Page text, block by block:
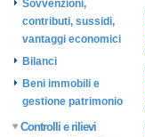
Sovvenzioni,
contributi, sussidi,
vantaggi economici
Bilanci
Beni immobili e
gestione patrimonio
Controlli e rilievi